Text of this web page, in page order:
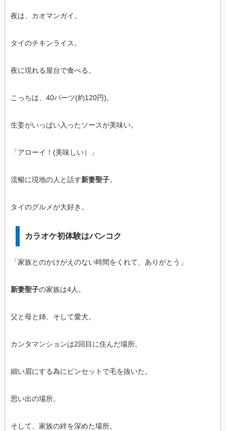
夜は、カオマンガイ。
タイのチキンライス。
夜に現れる屋台で食べる。
こっちは、40バーツ(約120円)。
生姜がいっぱい入ったソースが美味い。
「アローイ！(美味しい）」
流暢に現地の人と話す新妻聖子。
タイのグルメが大好き。
カラオケ初体験はバンコク
「家族とのかけがえのない時間をくれて、ありがとう」
新妻聖子の家族は4人。
父と母と姉、そして愛犬。
カンタマンションは2回目に住んだ場所。
細い眉にする為にピンセットで毛を抜いた。
思い出の場所。
そして、家族の絆を深めた場所。